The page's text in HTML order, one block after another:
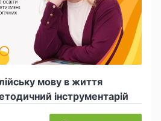
мову в життя
інструментарій